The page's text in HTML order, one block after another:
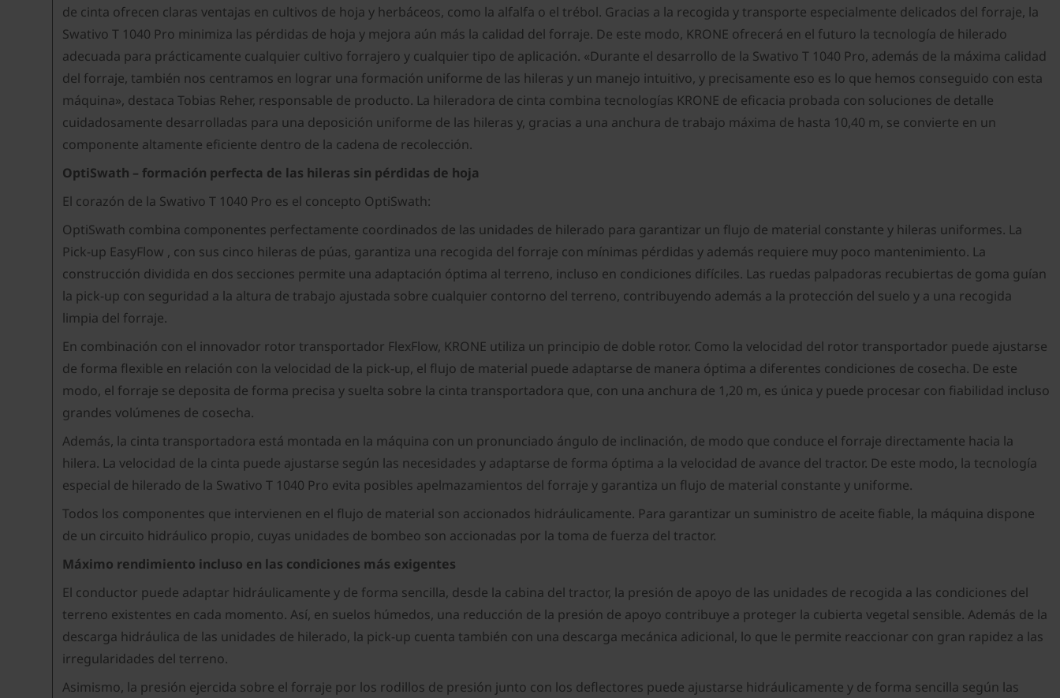
de cinta ofrecen claras ventajas en cultivos de hoja y herbáceos, como la alfalfa o el trébol. Gracias a la recogida y transporte especialmente delicados del forraje, la
Swativo T 1040 Pro minimiza las pérdidas de hoja y mejora aún más la calidad del forraje. De este modo, KRONE ofrecerá en el futuro la tecnología de hilerado
adecuada para prácticamente cualquier cultivo forrajero y cualquier tipo de aplicación. «Durante el desarrollo de la Swativo T 1040 Pro, además de la máxima calidad
del forraje, también nos centramos en lograr una formación uniforme de las hileras y un manejo intuitivo, y precisamente eso es lo que hemos conseguido con esta
máquina», destaca Tobias Reher, responsable de producto. La hileradora de cinta combina tecnologías KRONE de eficacia probada con soluciones de detalle
cuidadosamente desarrolladas para una deposición uniforme de las hileras y, gracias a una anchura de trabajo máxima de hasta 10,40 m, se convierte en un
componente altamente eficiente dentro de la cadena de recolección.
OptiSwath – formación perfecta de las hileras sin pérdidas de hoja
El corazón de la Swativo T 1040 Pro es el concepto OptiSwath:
OptiSwath combina componentes perfectamente coordinados de las unidades de hilerado para garantizar un flujo de material constante y hileras uniformes. La
Pick-up EasyFlow , con sus cinco hileras de púas, garantiza una recogida del forraje con mínimas pérdidas y además requiere muy poco mantenimiento. La
construcción dividida en dos secciones permite una adaptación óptima al terreno, incluso en condiciones difíciles. Las ruedas palpadoras recubiertas de goma guían
la pick-up con seguridad a la altura de trabajo ajustada sobre cualquier contorno del terreno, contribuyendo además a la protección del suelo y a una recogida
limpia del forraje.
En combinación con el innovador rotor transportador FlexFlow, KRONE utiliza un principio de doble rotor. Como la velocidad del rotor transportador puede ajustarse
de forma flexible en relación con la velocidad de la pick-up, el flujo de material puede adaptarse de manera óptima a diferentes condiciones de cosecha. De este
modo, el forraje se deposita de forma precisa y suelta sobre la cinta transportadora que, con una anchura de 1,20 m, es única y puede procesar con fiabilidad incluso
grandes volúmenes de cosecha.
Además, la cinta transportadora está montada en la máquina con un pronunciado ángulo de inclinación, de modo que conduce el forraje directamente hacia la
hilera. La velocidad de la cinta puede ajustarse según las necesidades y adaptarse de forma óptima a la velocidad de avance del tractor. De este modo, la tecnología
especial de hilerado de la Swativo T 1040 Pro evita posibles apelmazamientos del forraje y garantiza un flujo de material constante y uniforme.
Todos los componentes que intervienen en el flujo de material son accionados hidráulicamente. Para garantizar un suministro de aceite fiable, la máquina dispone
de un circuito hidráulico propio, cuyas unidades de bombeo son accionadas por la toma de fuerza del tractor.
Máximo rendimiento incluso en las condiciones más exigentes
El conductor puede adaptar hidráulicamente y de forma sencilla, desde la cabina del tractor, la presión de apoyo de las unidades de recogida a las condiciones del
terreno existentes en cada momento. Así, en suelos húmedos, una reducción de la presión de apoyo contribuye a proteger la cubierta vegetal sensible. Además de la
descarga hidráulica de las unidades de hilerado, la pick-up cuenta también con una descarga mecánica adicional, lo que le permite reaccionar con gran rapidez a las
irregularidades del terreno.
Asimismo, la presión ejercida sobre el forraje por los rodillos de presión junto con los deflectores puede ajustarse hidráulicamente y de forma sencilla según las